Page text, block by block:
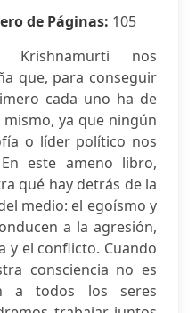
de Páginas: 105
Krishnamurti nos
que, para conseguir
cada uno ha de
ya que ningún
o líder político nos
este ameno libro,
qué hay detrás de la
medio: el egoísmo y
a la agresión,
y el conflicto. Cuando
consciencia no es
a todos los seres